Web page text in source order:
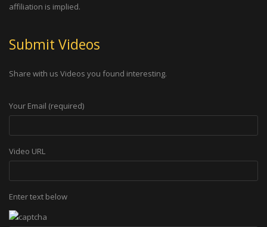
affiliation is implied.
Submit Videos
Share with us Videos you found interesting.
Your Email (required)
Video URL
Enter text below